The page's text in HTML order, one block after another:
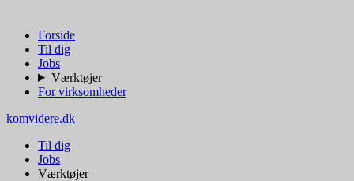
Forside
Til dig
Jobs
Værktøjer
For virksomheder
komvidere.dk
Til dig
Jobs
Værktøjer